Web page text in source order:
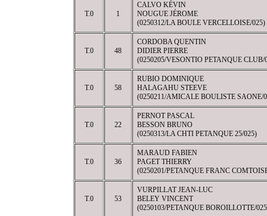
T.0 1
CALVO KÉVIN
NOUGUE JÉROME
(0250312/LA BOULE VERCELLOISE/025)
T.0 48
CORDOBA QUENTIN
DIDIER PIERRE
(0250205/VESONTIO PETANQUE CLUB/
T.0 58
RUBIO DOMINIQUE
HALAGAHU STEEVE
(0250211/AMICALE BOULISTE SAONE/
T.0 22
PERNOT PASCAL
BESSON BRUNO
(0250313/LA CHTI PETANQUE 25/025)
T.0 36
MARAUD FABIEN
PAGET THIERRY
(0250201/PETANQUE FRANC
T.0 53
VURPILLAT JEAN-LUC
BELEY VINCENT
(0250103/PETANQUE BOROILLOTTE/